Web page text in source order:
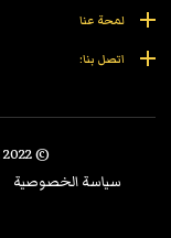
لمحة عنا
اتصل بنا:
© 2022 Aram Group. All rights reserved
سياسة الخصوصية